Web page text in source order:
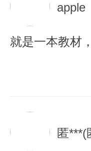
apple
就是一本教材
匿***(